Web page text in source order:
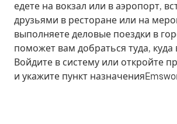
едете на вокзал или в аэропорт,
друзьями в ресторане или на
выполняете деловые поездки в
поможет вам добраться туда,
Войдите в систему или откройте
и укажите пункт